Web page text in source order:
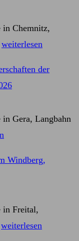
in Chemnitz,
Ergebnisse
Mitteldeutsche
Meisterschaften
Schwimmen,
11.07.2026
weiterlesen
der
in Gera, Langbahn
Windberg,
in Freital,
Ergebnisse
weiterlesen